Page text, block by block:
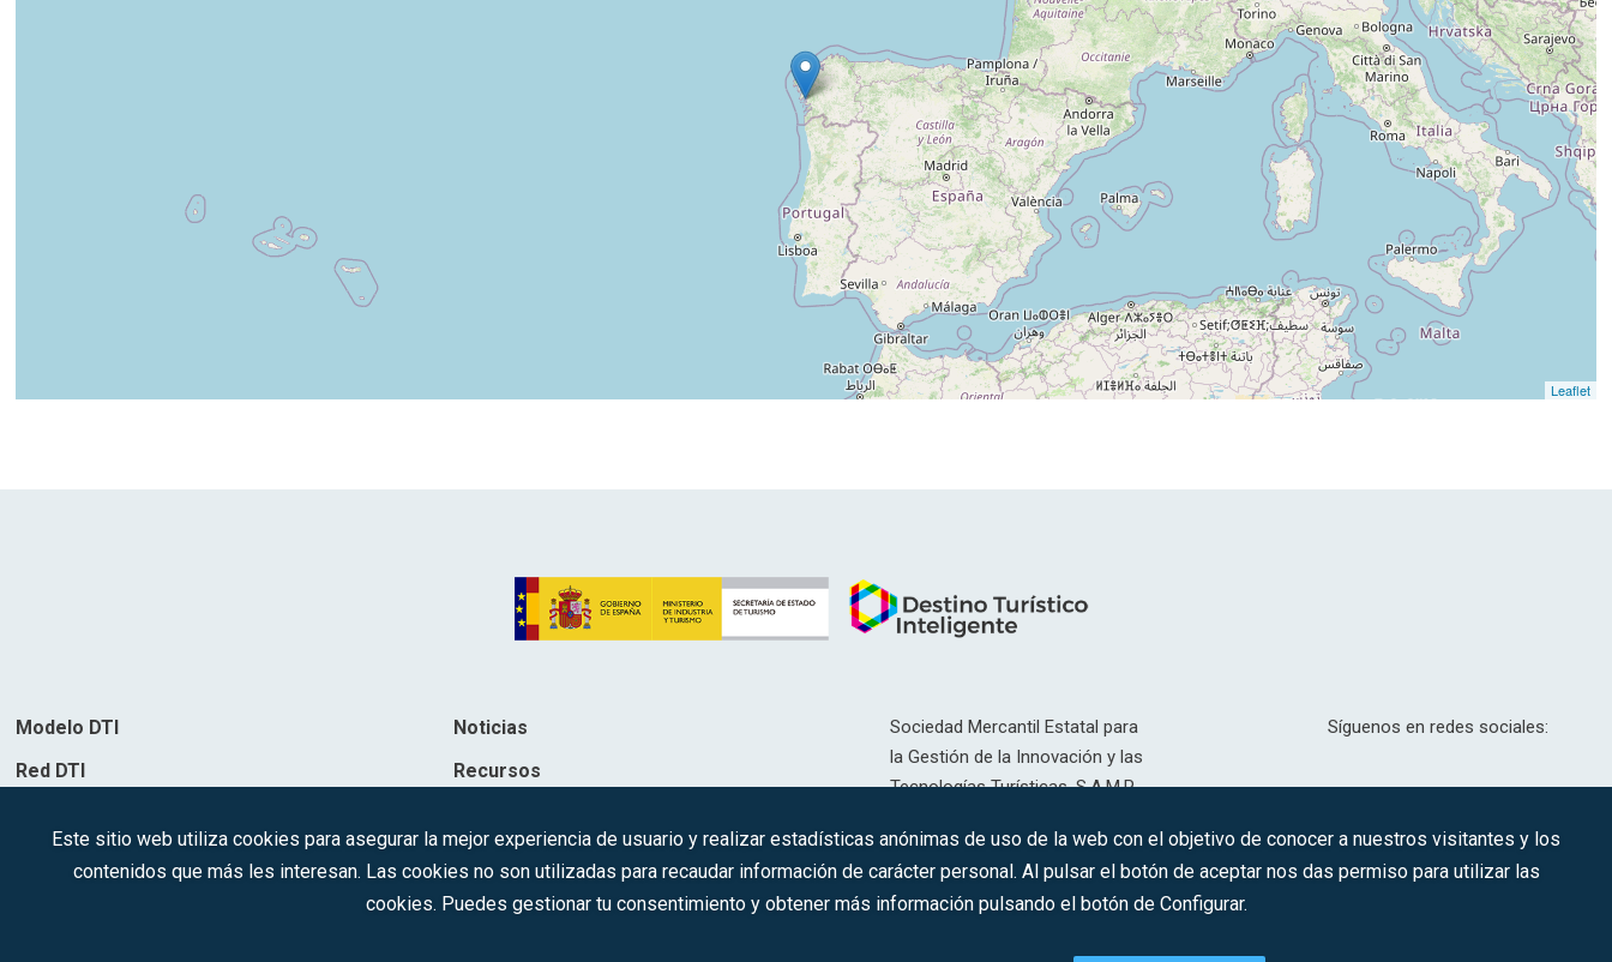
Leaflet
Modelo DTI
Red DTI
Noticias
Recursos
Sociedad Mercantil Estatal para
la Gestión de la Innovación y las
Tecnologías Turísticas, S.A.M.P.
Inscrita en el R.M. de Madrid, T,
12593, Se. 8, F. 129, H. 201.307.
C.I.F.: A-81/874.984
Síguenos en redes sociales:
CONTACTO
Este sitio web utiliza cookies para asegurar la mejor experiencia de usuario y realizar estadísticas anónimas de uso de la web con el objetivo de conocer a nuestros visitantes y los
contenidos que más les interesan. Las cookies no son utilizadas para recaudar información de carácter personal. Al pulsar el botón de aceptar nos das permiso para utilizar las
cookies. Puedes gestionar tu consentimiento y obtener más información pulsando el botón de Configurar.